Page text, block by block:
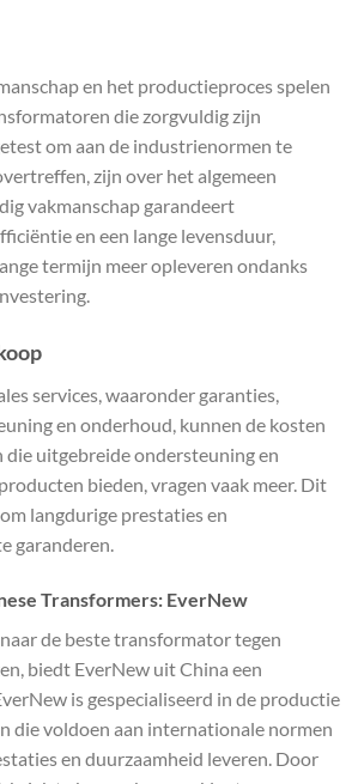
en het productieproces spelen
die zorgvuldig zijn
om aan de industrienormen te
zijn over het algemeen
vakmanschap garandeert
en een lange levensduur,
termijn meer opleveren ondanks
services, waaronder garanties,
en onderhoud, kunnen de kosten
die uitgebreide ondersteuning en
bieden, vragen vaak meer. Dit
langdurige prestaties en
garanderen.
Transformers: EverNew
de beste transformator tegen
biedt EverNew uit China een
is gespecialiseerd in de productie
die voldoen aan internationale normen
en duurzaamheid leveren. Door